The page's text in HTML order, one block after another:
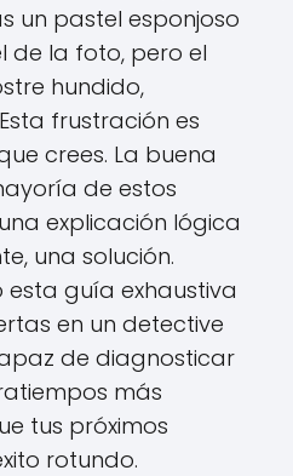
un pastel esponjoso
de la foto, pero el
hundido,
frustración es
crees. La buena
de estos
explicación lógica
una solución.
guía exhaustiva
en un detective
de diagnosticar
más
tus próximos
rotundo.